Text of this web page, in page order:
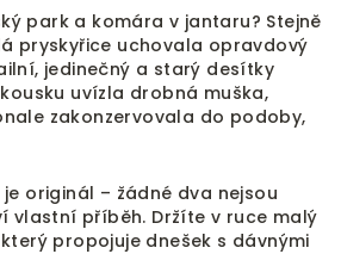
park a komára v jantaru? Stejně
pryskyřice uchovala opravdový
jedinečný a starý desítky
uvízla drobná muška,
zakonzervovala do podoby,
originál – žádné dva nejsou
vlastní příběh. Držíte v ruce malý
propojuje dnešek s dávnými